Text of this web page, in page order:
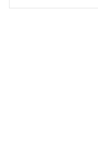
ministro
pessoas não
casa. “Faça a
“Não é com
máscaras e